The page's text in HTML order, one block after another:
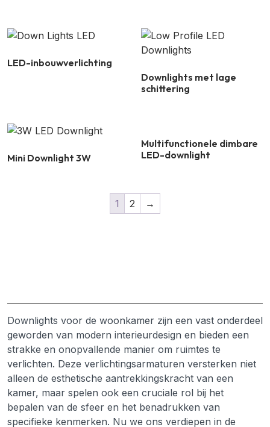
LED-inbouwverlichting
Downlights met lage
schittering
Mini Downlight 3W
Multifunctionele dimbare
LED-downlight
1 2 →
Downlights voor de woonkamer zijn een vast onderdeel
geworden van modern interieurdesign en bieden een
strakke en onopvallende manier om ruimtes te
verlichten. Deze verlichtingsarmaturen versterken niet
alleen de esthetische aantrekkingskracht van een
kamer, maar spelen ook een cruciale rol bij het
bepalen van de sfeer en het benadrukken van
specifieke kenmerken. Nu we ons verdiepen in de